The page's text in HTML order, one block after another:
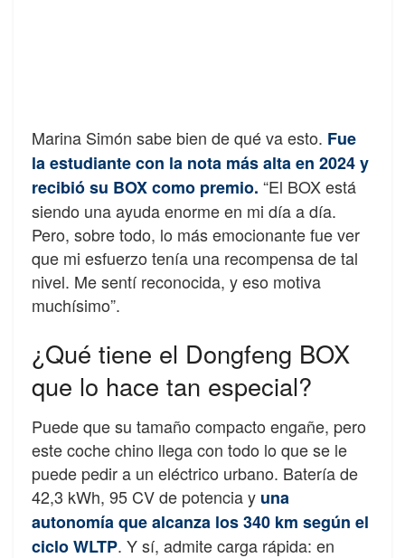
Marina Simón sabe bien de qué va esto. Fue
la estudiante con la nota más alta en 2024 y
recibió su BOX como premio. “El BOX está
siendo una ayuda enorme en mi día a día.
Pero, sobre todo, lo más emocionante fue ver
que mi esfuerzo tenía una recompensa de tal
nivel. Me sentí reconocida, y eso motiva
muchísimo”.
¿Qué tiene el Dongfeng BOX
que lo hace tan especial?
Puede que su tamaño compacto engañe, pero
este coche chino llega con todo lo que se le
puede pedir a un eléctrico urbano. Batería de
42,3 kWh, 95 CV de potencia y una
autonomía que alcanza los 340 km según el
ciclo WLTP. Y sí, admite carga rápida: en